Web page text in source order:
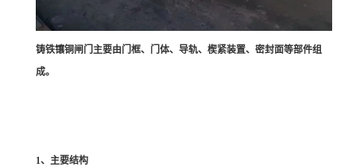
铸铁镶铜闸门主要由门框、门体、导轨、楔紧装置、密封面等部件组
成。
1、主要结构